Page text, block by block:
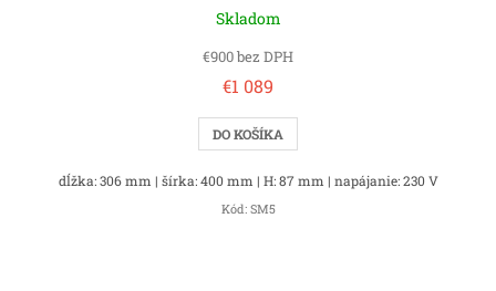
Skladom
€900 bez DPH
€1 089
DO KOŠÍKA
dĺžka: 306 mm | šírka: 400 mm | H: 87 mm | napájanie: 230 V
Kód: SM5